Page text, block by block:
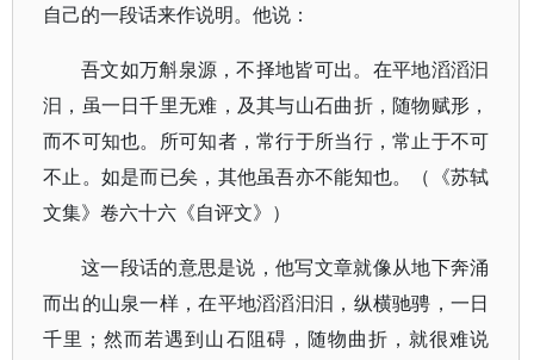
自己的一段话来作说明。他说：
吾文如万斛泉源，不择地皆可出。在平地滔滔汩
汩，虽一日千里无难，及其与山石曲折，随物赋形，
而不可知也。所可知者，常行于所当行，常止于不可
不止。如是而已矣，其他虽吾亦不能知也。（《苏轼
文集》卷六十六《自评文》）
这一段话的意思是说，他写文章就像从地下奔涌
而出的山泉一样，在平地滔滔汩汩，纵横驰骋，一日
千里；然而若遇到山石阻碍，随物曲折，就很难说